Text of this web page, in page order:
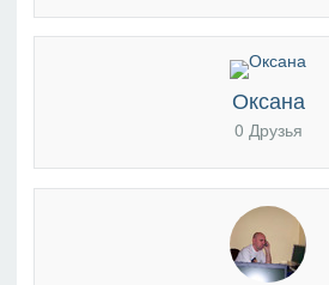
Оксана
0 Друзья